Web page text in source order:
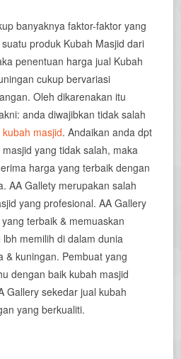
banyaknya faktor-faktor yang
produk Kubah Masjid dari
penentuan harga jual Kubah
cukup bervariasi
Oleh dikarenakan itu
anda diwajibkan tidak salah
masjid. Andaikan anda dpt
yang tidak salah, maka
harga yang terbaik dengan
AA Gallety merupakan salah
yang profesional. AA Gallery
terbaik & memuaskan
memilih di dalam dunia
& kuningan. Pembuat yang
dengan baik kubah masjid
Gallery sekedar jual kubah
yang berkualiti.